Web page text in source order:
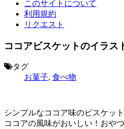
このサイトについて
利用規約
リクエスト
ココアビスケットのイラス
タグ
お菓子, 食べ物
シンプルなココア味のビスケット
ココアの風味がおいしい！おや